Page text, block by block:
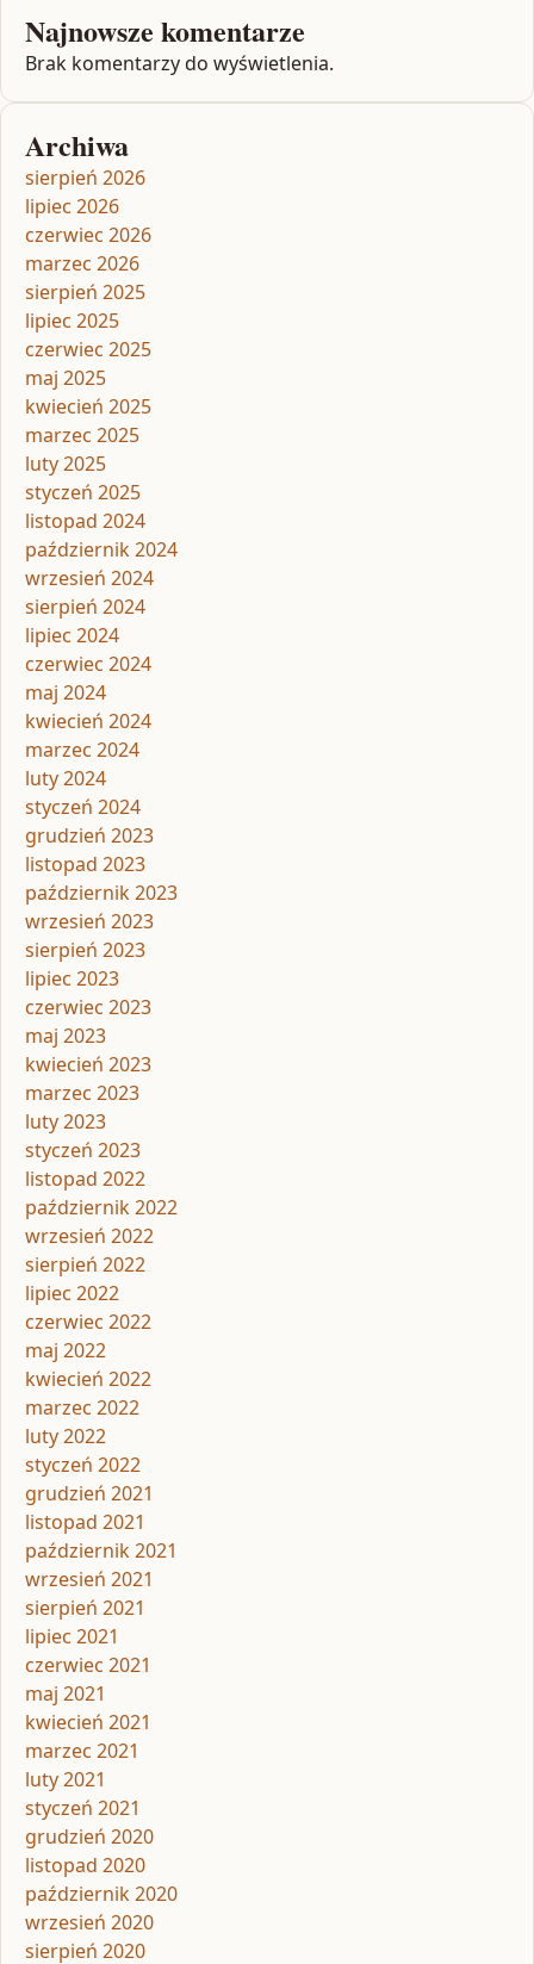
Najnowsze komentarze
Brak komentarzy do wyświetlenia.
Archiwa
sierpień 2026
lipiec 2026
czerwiec 2026
marzec 2026
sierpień 2025
lipiec 2025
czerwiec 2025
maj 2025
kwiecień 2025
marzec 2025
luty 2025
styczeń 2025
listopad 2024
październik 2024
wrzesień 2024
sierpień 2024
lipiec 2024
czerwiec 2024
maj 2024
kwiecień 2024
marzec 2024
luty 2024
styczeń 2024
grudzień 2023
listopad 2023
październik 2023
wrzesień 2023
sierpień 2023
lipiec 2023
czerwiec 2023
maj 2023
kwiecień 2023
marzec 2023
luty 2023
styczeń 2023
listopad 2022
październik 2022
wrzesień 2022
sierpień 2022
lipiec 2022
czerwiec 2022
maj 2022
kwiecień 2022
marzec 2022
luty 2022
styczeń 2022
grudzień 2021
listopad 2021
październik 2021
wrzesień 2021
sierpień 2021
lipiec 2021
czerwiec 2021
maj 2021
kwiecień 2021
marzec 2021
luty 2021
styczeń 2021
grudzień 2020
listopad 2020
październik 2020
wrzesień 2020
sierpień 2020